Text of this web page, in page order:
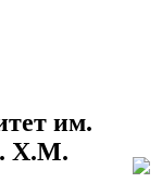
им.
Х.М.